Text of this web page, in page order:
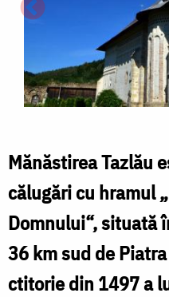
Mănăstirea Tazlău
călugări cu hramul
Domnului“, situată
36 km sud de
ctitorie din 1497 a